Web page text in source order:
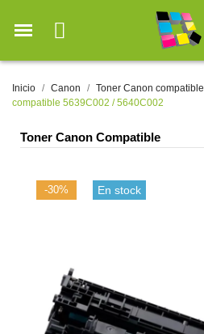
Inicio Canon Toner Canon compatible
compatible 5639C002 / 5640C002
Toner Canon Compatible
-30% En stock